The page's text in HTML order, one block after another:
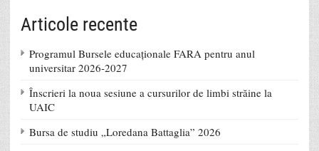
Articole recente
Programul Bursele educaționale FARA pentru anul
universitar 2026-2027
Înscrieri la noua sesiune a cursurilor de limbi străine la
UAIC
Bursa de studiu „Loredana Battaglia” 2026